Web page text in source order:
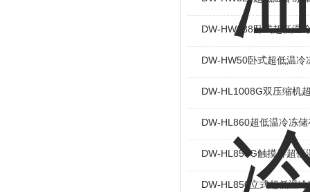
DW-HW138卧式超低温
DW-HW50卧式超低温冷
DW-HL1008G双压缩机
DW-HL860超低温冷冻
DW-HL858G触摸屏超低
DW-HL850立式超低温